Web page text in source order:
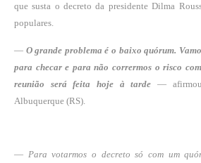
que susta o decreto da presidente Dilma
populares.
— O grande problema é o baixo quórum.
para checar e para não corrermos o risco
reunião será feita hoje à tarde —
Albuquerque (RS).
— Para votarmos o decreto só com um